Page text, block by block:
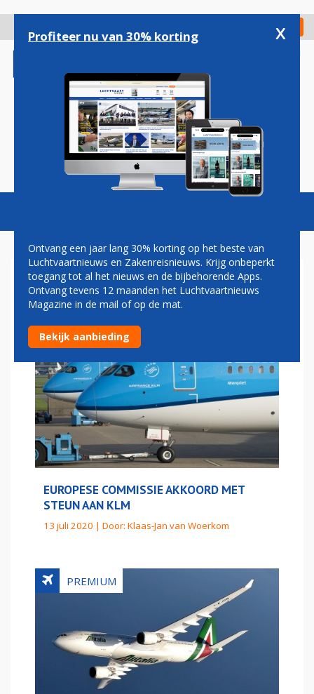
gaan
Check in
Magazine Podcasts Vacatures
CORONAVIRUS
EUROPESE COMMISSIE AKKOORD MET
STEUN AAN KLM
13 juli 2020 | Door: Klaas-Jan van Woerkom
Profiteer nu van 30% korting x
Ontvang een jaar lang 30% korting op het beste van
Luchtvaartnieuws en Zakenreisnieuws. Krijg onbeperkt
toegang tot al het nieuws en de bijbehorende Apps.
Ontvang tevens 12 maanden het Luchtvaartnieuws
Magazine in de mail of op de mat.
Bekijk aanbieding